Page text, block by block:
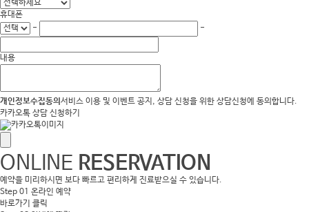
휴대폰
-
-
내용
개인정보수집동의 서비스 이용 및 이벤트 공지, 상담 신청을 위한 상담신청에 동의합니다.
카카오톡 상담 신청하기
ONLINE RESERVATION
예약을 미리하시면 보다 빠르고 편리하게 진료받으실 수 있습니다.
Step 01 온라인 예약
바로가기 클릭